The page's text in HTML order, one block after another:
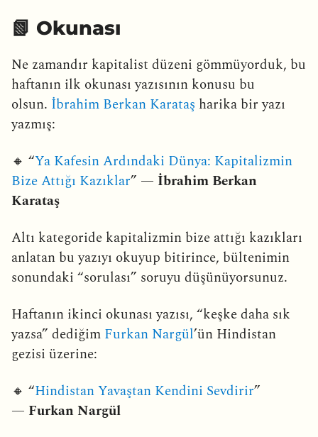
📗 Okunası
Ne zamandır kapitalist düzeni gömmüyorduk, bu
haftanın ilk okunası yazısının konusu bu
olsun. İbrahim Berkan Karataş harika bir yazı
yazmış:
🔸 “Ya Kafesin Ardındaki Dünya: Kapitalizmin
Bize Attığı Kazıklar” — İbrahim Berkan
Karataş
Altı kategoride kapitalizmin bize attığı kazıkları
anlatan bu yazıyı okuyup bitirince, bültenimin
sonundaki “sorulası” soruyu düşünüyorsunuz.
Haftanın ikinci okunası yazısı, “keşke daha sık
yazsa” dediğim Furkan Nargül’ün Hindistan
gezisi üzerine:
🔸 “Hindistan Yavaştan Kendini Sevdirir”
— Furkan Nargül